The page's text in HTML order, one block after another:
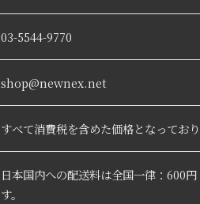
03-5544-9770
shop@newnex.net
すべて消費税を含めた価格となってお
日本国内への配送料は全国一律：600
す。